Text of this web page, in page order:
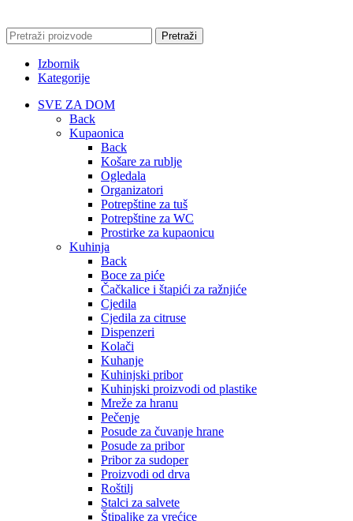
Pretraži
Izbornik
Kategorije
SVE ZA DOM
Back
Kupaonica
Back
Košare za rublje
Ogledala
Organizatori
Potrepštine za tuš
Potrepštine za WC
Prostirke za kupaonicu
Kuhinja
Back
Boce za piće
Čačkalice i štapići za ražnjiće
Cjedila
Cjedila za citruse
Dispenzeri
Kolači
Kuhanje
Kuhinjski pribor
Kuhinjski proizvodi od plastike
Mreže za hranu
Pečenje
Posude za čuvanje hrane
Posude za pribor
Pribor za sudoper
Proizvodi od drva
Roštilj
Stalci za salvete
Štipaljke za vrećice